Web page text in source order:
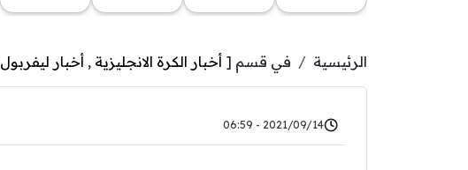
الرئيسية في قسم [ أخبار الكرة الانجليزية , أخبار ليفربول
2021/09/14 - 06:59